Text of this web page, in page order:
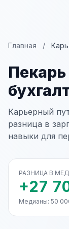
Главная /
Пекарь
Карьерный
разница в
навыки для
РАЗНИЦА В
+27
Медианы: 50